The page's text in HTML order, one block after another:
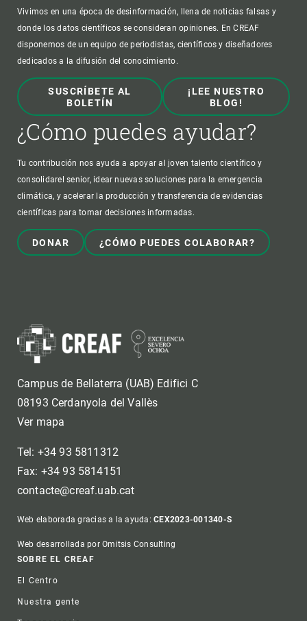
Vivimos en una época de desinformación, llena de noticias falsas y
donde los datos científicos se consideran opiniones. En CREAF
disponemos de un equipo de periodistas, científicos y diseñadores
dedicados a la difusión del conocimiento.
SUSCRÍBETE AL
BOLETÍN
¡LEE NUESTRO
BLOG!
¿Cómo puedes ayudar?
Tu contribución nos ayuda a apoyar al joven talento científico y
consolidarel senior, idear nuevas soluciones para la emergencia
climática, y acelerar la producción y transferencia de evidencias
científicas para tomar decisiones informadas.
DONAR ¿CÓMO PUEDES COLABORAR?
Campus de Bellaterra (UAB) Edifici C
08193 Cerdanyola del Vallès
Ver mapa
Tel: +34 93 5811312
Fax: +34 93 5814151
contacte@creaf.uab.cat
Web elaborada gracias a la ayuda:CEX2023-001340-S
Web desarrollada por Omitsis Consulting
Footer
SOBRE EL CREAF
El Centro
Nuestra gente